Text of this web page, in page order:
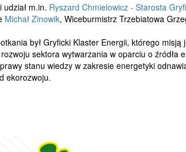
m.in. Ryszard Chmielowicz - Starosta
Michał Zinowik, Wiceburmistrz Trzebiatowa
był Gryficki Klaster Energii, którego
sektora wytwarzania w oparciu o
stanu wiedzy w zakresie energetyki
ekorozwoju.